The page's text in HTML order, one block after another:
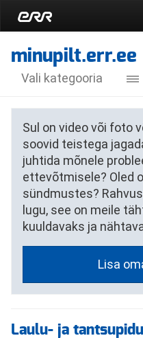
Lastele
Jupiter
Arhiiv
minupilt.err.ee
Vali kategooria
TEREVISIOON
AK 65
LOODUSPILT
LIHAVÕTTEPÜHAD
JAANIPÄEV
LAULU- JA TANTSUPIDU
VARIA
Sul on video või foto
soovid teistega
juhtida mõnele
ettevõtmisele? Oled
sündmustes?
lugu, see on meile
kuuldavaks ja
Lisa
Laulu- ja tantsupidu